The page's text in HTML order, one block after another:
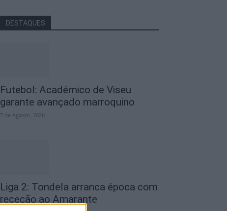
DESTAQUES
Futebol: Académico de Viseu
garante avançado marroquino
7 de Agosto, 2026
Liga 2: Tondela arranca época com
receção ao Amarante